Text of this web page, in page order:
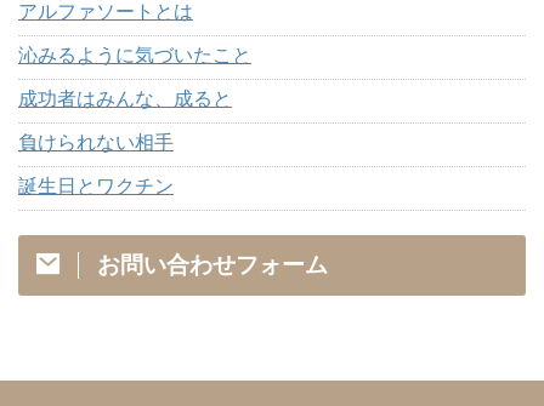
アルファソートとは
沁みるように気づいたこと
成功者はみんな、成ると
負けられない相手
誕生日とワクチン
お問い合わせフォーム